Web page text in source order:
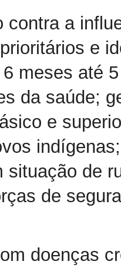
contra a
e
meses até
da saúde;
e
situação de
de
doenças